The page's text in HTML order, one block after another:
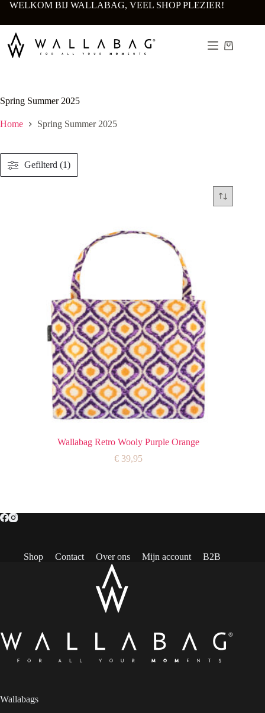
Ga
de
inhoud
WELKOM BIJ WALLABAG, VEEL SHOP PLEZIER!
Spring Summer 2025
Home Spring Summer 2025
Gefilterd (1)
Wallabag Retro Wooly Purple Orange
€ 39,95
Shop Contact Over ons Mijn account B2B
Wallabags